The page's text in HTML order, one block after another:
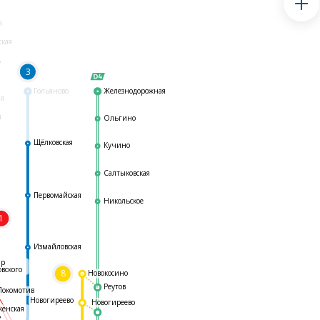
Гольяново
3
8
Железнодорожная
Ольгино
Кучино
Салтыковская
Никольское
Реутов
Измайловская
Первомайская
Щёлковская
Новогиреево
Новогиреево
Новокосино